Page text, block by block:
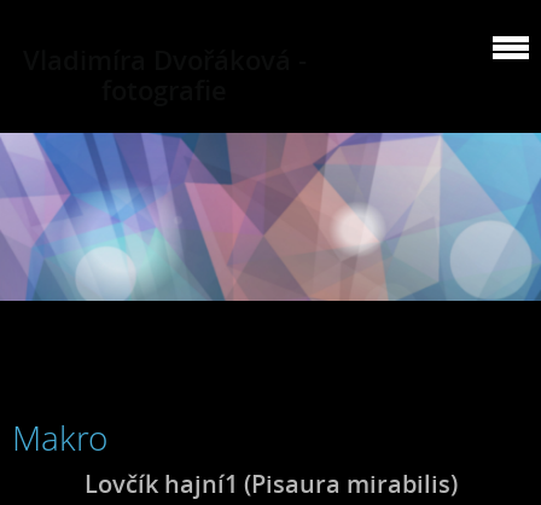
Makro
Lovčík hajní1 (Pisaura mirabilis)